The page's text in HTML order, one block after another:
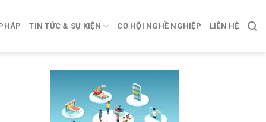
TIN TỨC & SỰ KIỆN CƠ HỘI NGHỀ NGHIỆP LIÊN HỆ